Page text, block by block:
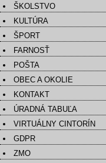
ŠKOLSTVO
KULTÚRA
ŠPORT
FARNOSŤ
POŠTA
OBEC A OKOLIE
KONTAKT
ÚRADNÁ TABUĽA
VIRTUÁLNY CINTORÍN
GDPR
ZMO